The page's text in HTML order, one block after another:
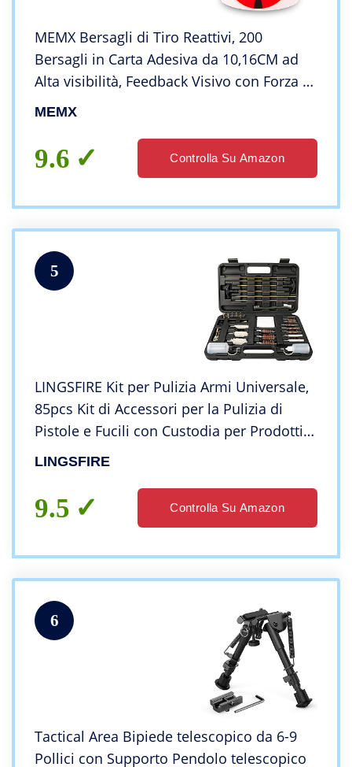
MEMX Bersagli di Tiro Reattivi, 200
Bersagli in Carta Adesiva da 10,16CM ad
Alta visibilità, Feedback Visivo con Forza di
Impatto Avanzata, Adatto per Fucili e
MEMX
9.6 Controlla Su Amazon
5
LINGSFIRE Kit per Pulizia Armi Universale,
85pcs Kit di Accessori per la Pulizia di
Pistole e Fucili con Custodia per Prodotti
per la Pulizia delle Armi da tiro per
LINGSFIRE
9.5 Controlla Su Amazon
6
Tactical Area Bipiede telescopico da 6-9
Pollici con Supporto Pendolo telescopico